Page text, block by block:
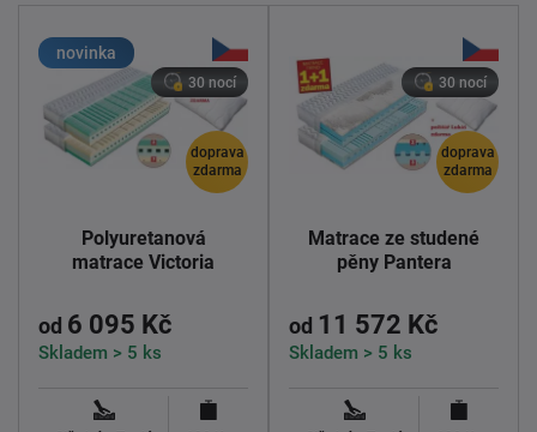
novinka
doprava
zdarma
30 nocí
Polyuretanová
matrace Victoria
od 6 095 Kč
Skladem > 5 ks
doprava
zdarma
30 nocí
Matrace ze studené
pěny Pantera
od 11 572 Kč
Skladem > 5 ks